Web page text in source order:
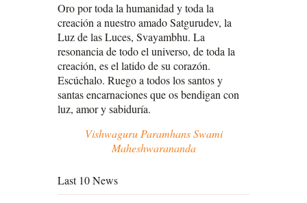
Oro por toda la humanidad y toda la
creación a nuestro amado Satgurudev, la
Luz de las Luces, Svayambhu. La
resonancia de todo el universo, de toda la
creación, es el latido de su corazón.
Escúchalo. Ruego a todos los santos y
santas encarnaciones que os bendigan con
luz, amor y sabiduría.
Vishwaguru Paramhans Swami
Maheshwarananda
Last 10 News